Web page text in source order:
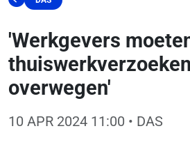
'Werkgevers
overwegen'
10 APR 2024 11:00 • DAS